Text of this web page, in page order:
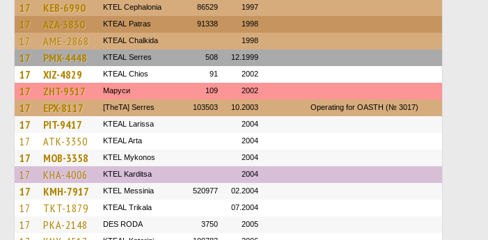
17 KEB-6990 KTEL Cephalonia 86529 1997
17 AZA-3830 KTEAL Patras 91338 1998
17 AME-2868 KTEAL Chalkida 1998
17 PMX-4448 KTEAL Serres 508 12.1999
17 XIZ-4829 KTEAL Chios 91 2002
17 ZHT-9517 Маруси 109 2002
17 EPX-8117 [TheTA] Serres 103503 10.2003 Operating for OASTH (№ 3017)
17 PIT-9417 KTEAL Larissa 2004
17 ATK-3350 KTEAL Arta 2004
17 MOB-3358 KTEL Mykonos 2004
17 KHA-4006 ΚΤΕL Karditsa 2004
17 KMH-7917 KTEL Messinia 520977 02.2004
17 TKT-1879 KTEAL Trikala 07.2004
17 PKA-2148 DES RODA 3750 2005